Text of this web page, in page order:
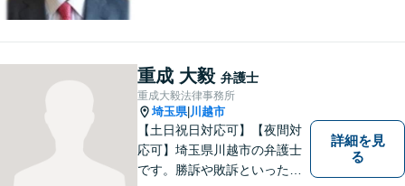
重成 大毅 弁護士
重成大毅法律事務所
埼玉県| 川越市
【土日祝日対応可】【夜間対
応可】埼玉県川越市の弁護士
です。勝訴や敗訴といった結
詳細を見
る